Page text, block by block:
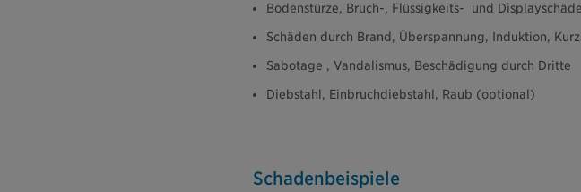
Bodenstürze, Bruch-, Flüssigkeits- und
Schäden durch Brand, Überspannung, Induktion,
Sabotage , Vandalismus, Beschädigung durch Dritte
Diebstahl, Einbruchdiebstahl, Raub (optional)
Schadenbeispiele